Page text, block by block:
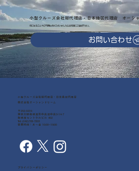
小型クルーズ会社総代理店・日本地区代理店 オーシ
気になることやご不明な点がございましたらお気軽にご連絡下さい。
お問い合わせ
小型クルーズ会社総代理店・日本地区代理店
株式会社オーシャンドリーム
〒252-0239
神奈川県相模原市中央区中央3-14-7
相模原セントラルビル 602
Tel: (042)768-7203
営業時間：月～金 10:00~18:00
プライバシーポリシー